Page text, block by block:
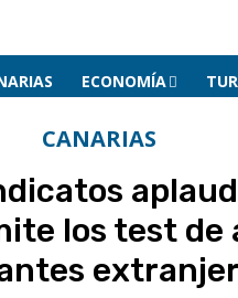
ECONOMÍA
CANARIAS
los test de